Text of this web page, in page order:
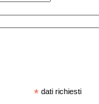
* dati richiesti